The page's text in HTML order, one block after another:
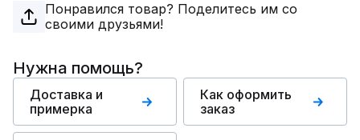
Понравился товар? Поделитесь им со
своими друзьями!
Нужна помощь?
Доставка и
примерка
Как оформить
заказ